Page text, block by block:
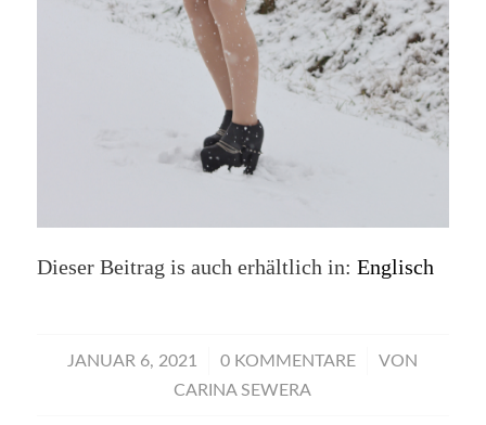
Dieser Beitrag is auch erhältlich in: Englisch
JANUAR 6, 2021
/ 0 KOMMENTARE
/
VON
CARINA SEWERA